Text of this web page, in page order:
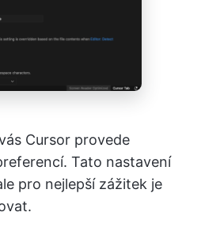
Cursor provede
Tato nastavení
pro nejlepší zážitek je